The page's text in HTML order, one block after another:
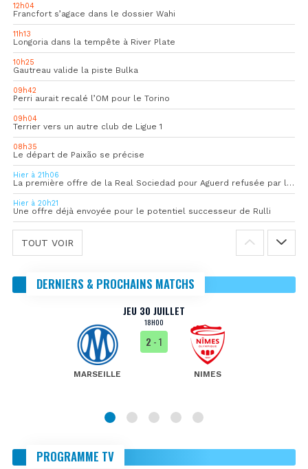
12h04
Francfort s’agace dans le dossier Wahi
11h13
Longoria dans la tempête à River Plate
10h25
Gautreau valide la piste Bulka
09h42
Perri aurait recalé l’OM pour le Torino
09h04
Terrier vers un autre club de Ligue 1
08h35
Le départ de Paixão se précise
Hier à 21h06
La première offre de la Real Sociedad pour Aguerd refusée par l’OM
Hier à 20h21
Une offre déjà envoyée pour le potentiel successeur de Rulli
TOUT VOIR
DERNIERS & PROCHAINS MATCHS
JEU 30 JUILLET
18H00
MARSEILLE
2 - 1
NIMES
PROGRAMME TV